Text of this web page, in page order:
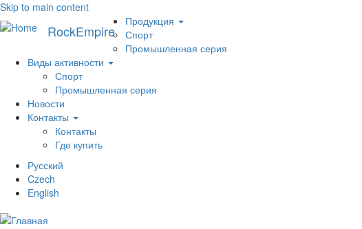
Skip to main content
RockEmpire
Меню
Продукция
Спорт
Промышленная серия
Виды активности
Спорт
Промышленная серия
Новости
Контакты
Контакты
Где купить
Русский
Czech
English